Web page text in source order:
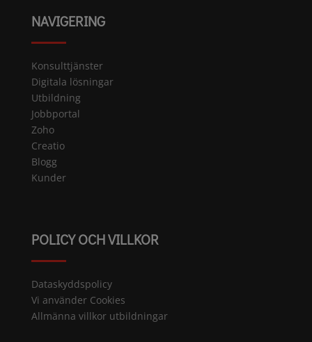
NAVIGERING
Konsulttjänster
Digitala lösningar
Utbildning
Jobbportal
Zoho
Creatio
Blogg
Kunder
POLICY OCH VILLKOR
Dataskyddspolicy
Vi använder Cookies
Allmänna villkor utbildningar